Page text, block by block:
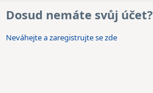
Dosud nemáte svůj účet?
Neváhejte a zaregistrujte se zde